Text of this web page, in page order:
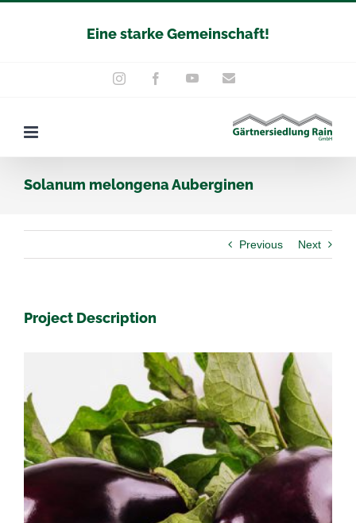
Eine starke Gemeinschaft!
InstagramFacebookYouTubeE-
Solanum melongena Auberginen
Previous Next
Project Description